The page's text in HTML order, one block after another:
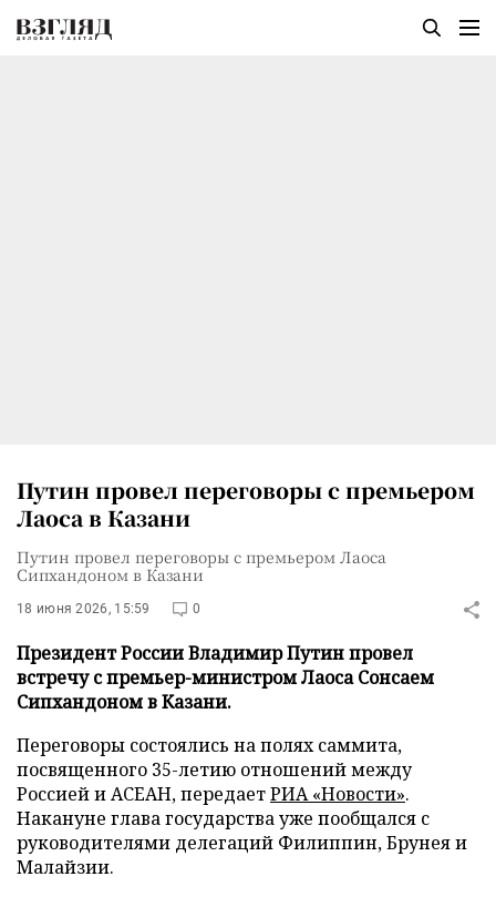
Путин провел переговоры с премьером
Лаоса в Казани
Путин провел переговоры с премьером Лаоса
Сипхандоном в Казани
18 июня 2026, 15:59 0
Президент России Владимир Путин провел
встречу с премьер-министром Лаоса Сонсаем
Сипхандоном в Казани.
Переговоры состоялись на полях саммита,
посвященного 35-летию отношений между
Россией и АСЕАН, передаетРИА «Новости».
Накануне глава государства уже пообщался с
руководителями делегаций Филиппин, Брунея и
Малайзии.